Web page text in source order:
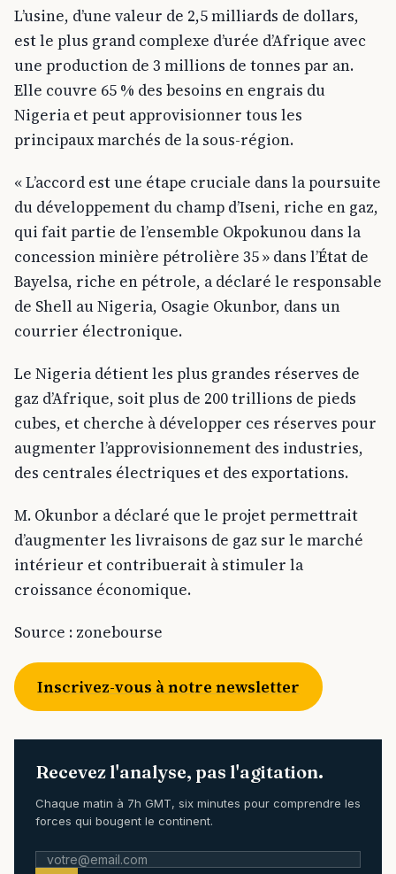
L’usine, d’une valeur de 2,5 milliards de dollars,
est le plus grand complexe d’urée d’Afrique avec
une production de 3 millions de tonnes par an.
Elle couvre 65 % des besoins en engrais du
Nigeria et peut approvisionner tous les
principaux marchés de la sous-région.
« L’accord est une étape cruciale dans la poursuite
du développement du champ d’Iseni, riche en gaz,
qui fait partie de l’ensemble Okpokunou dans la
concession minière pétrolière 35 » dans l’État de
Bayelsa, riche en pétrole, a déclaré le responsable
de Shell au Nigeria, Osagie Okunbor, dans un
courrier électronique.
Le Nigeria détient les plus grandes réserves de
gaz d’Afrique, soit plus de 200 trillions de pieds
cubes, et cherche à développer ces réserves pour
augmenter l’approvisionnement des industries,
des centrales électriques et des exportations.
M. Okunbor a déclaré que le projet permettrait
d’augmenter les livraisons de gaz sur le marché
intérieur et contribuerait à stimuler la
croissance économique.
Source : zonebourse
Inscrivez-vous à notre newsletter
Recevez l'analyse, pas l'agitation.
Chaque matin à 7h GMT, six minutes pour comprendre les
forces qui bougent le continent.